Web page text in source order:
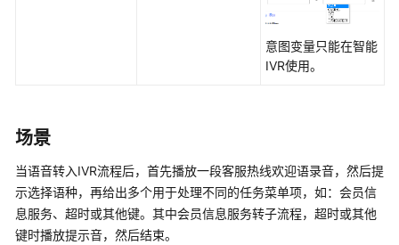
机
器
人
意图变量只能在智能
IVR使用。
场景
当语音转入IVR流程后，首先播放一段客服热线欢迎语录音，然后提
示选择语种，再给出多个用于处理不同的任务菜单项，如：会员信
息服务、超时或其他键。其中会员信息服务转子流程，超时或其他
键时播放提示音，然后结束。